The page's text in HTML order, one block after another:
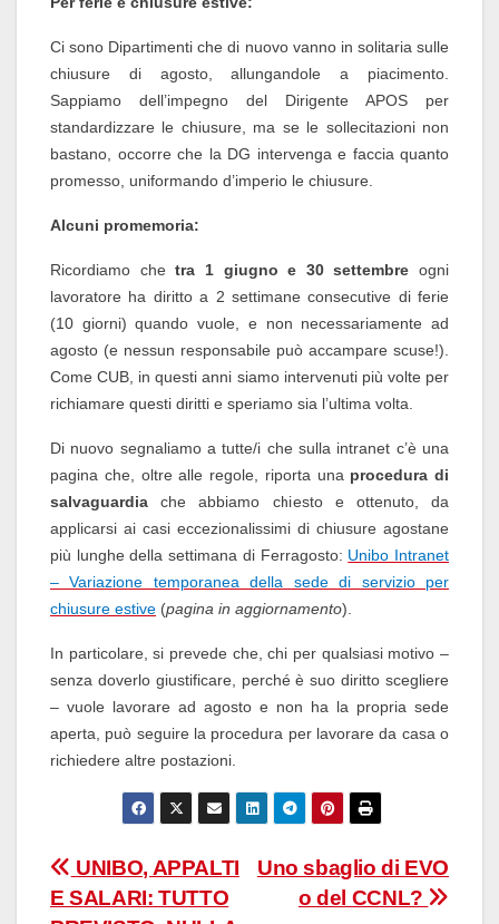
Ci sono Dipartimenti che di nuovo vanno in solitaria sulle
chiusure di agosto, allungandole a piacimento.
Sappiamo dell’impegno del Dirigente APOS per
standardizzare le chiusure, ma se le sollecitazioni non
bastano, occorre che la DG intervenga e faccia quanto
promesso, uniformando d’imperio le chiusure.
Alcuni promemoria:
Ricordiamo chetra 1 giugno e 30 settembre ogni
lavoratore ha diritto a 2 settimane consecutive di ferie
(10 giorni) quando vuole, e non necessariamente ad
agosto (e nessun responsabile può accampare scuse!).
Come CUB, in questi anni siamo intervenuti più volte per
richiamare questi diritti e speriamo sia l’ultima volta.
Di nuovo segnaliamo a tutte/i che sulla intranet c’è una
pagina che, oltre alle regole, riporta una procedura di
salvaguardia che abbiamo chiesto e ottenuto, da
applicarsi ai casi eccezionalissimi di chiusure agostane
più lunghe della settimana di Ferragosto: Unibo Intranet
– Variazione temporanea della sede di servizio per
chiusure estive (pagina in aggiornamento).
In particolare, si prevede che, chi per qualsiasi motivo –
senza doverlo giustificare, perché è suo diritto scegliere
– vuole lavorare ad agosto e non ha la propria sede
aperta, può seguire la procedura per lavorare da casa o
richiedere altre postazioni.
NavigazioneUno sbaglio di EVO
o del CCNL?
UNIBO, APPALTI
E SALARI: TUTTO